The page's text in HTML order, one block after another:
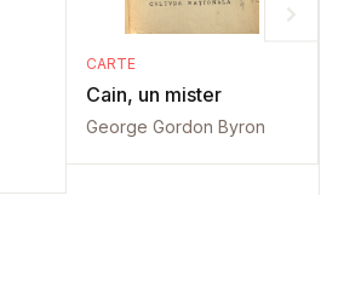
CARTE
Cain, un mister
George Gordon Byron